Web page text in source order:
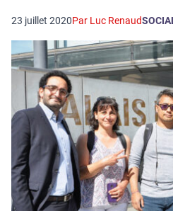
23 juillet 2020Par Luc Renaud